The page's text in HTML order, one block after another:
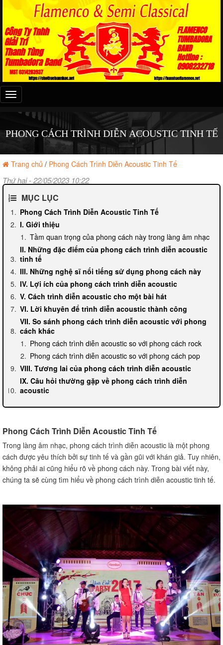
Đây
là
menu
PHONG CÁCH TRÌNH DIỄN ACOUSTIC TINH TẾ
Trang chủ / Phong Cách Trình Diễn Acoustic Tinh Tế
Thứ hai - 22/05/2023 10:22
MỤC LỤC
Phong Cách Trình Diễn Acoustic Tinh Tế
I. Giới thiệu
Tầm quan trọng của phong cách này trong làng âm nhạc
II. Những đặc điểm của phong cách trình diễn acoustic
tinh tế
III. Những nghệ sĩ nổi tiếng sử dụng phong cách này
IV. Lợi ích của phong cách trình diễn acoustic
V. Cách trình diễn acoustic cho một bài hát
VI. Lời khuyên để trình diễn acoustic thành công
VII. So sánh phong cách trình diễn acoustic với phong
cách khác
Phong cách trình diễn acoustic so với phong cách rock
Phong cách trình diễn acoustic so với phong cách pop
VIII. Tương lai của phong cách trình diễn acoustic
IX. Câu hỏi thường gặp về phong cách trình diễn
acoustic
Phong Cách Trình Diễn Acoustic Tinh Tế
Trong làng âm nhạc, phong cách trình diễn acoustic là một phong
cách được yêu thích bởi sự tinh tế và gần gũi với khán giả. Tuy nhiên,
không phải ai cũng hiểu rõ về phong cách này. Trong bài viết này,
chúng ta sẽ cùng tìm hiểu về phong cách trình diễn acoustic tinh tế.